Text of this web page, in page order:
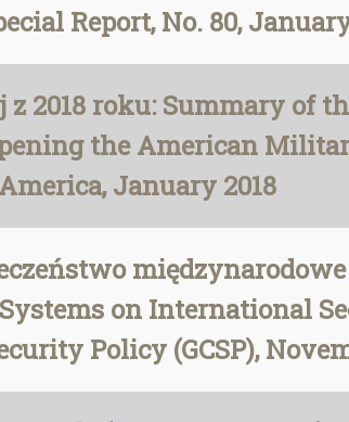
Report, No. 80,
2018 roku: Summary of
the American
January 2018
on International
Policy (GCSP),